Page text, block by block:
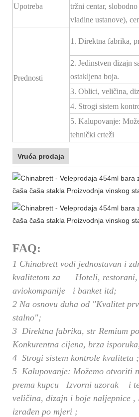
Upotreba
tržni centar,
vladine ustanove),
Prednosti
1. Direktna fabrika,
2. Jedinstven dizajn
ostakljena boja.
3. Oblici, veličina,
4. Strogi sistem
5. Kalupovanje:
tehnički crteži
Vruća prodaja
FAQ:
1 Chinabrett vodi jednostavan i
kvalitetom za Hoteli, restorani,
aviokompanije i banket itd;
2 Na osnovu duha od "Kvalitet
stalno";
3 Direktna fabrika, str Remium
Konkurentna cijena, brza isporuka,
4 Strogi sistem kontrole kvaliteta ;
5 Kalupovanje: Možemo otvoriti
prema kupcu Izvorni uzorak i
veličina, dizajn i boje naljepnice ,
izrađen po mjeri ;